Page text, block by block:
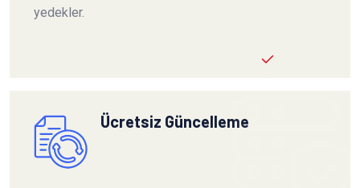
yedekler.
Ücretsiz Güncelleme